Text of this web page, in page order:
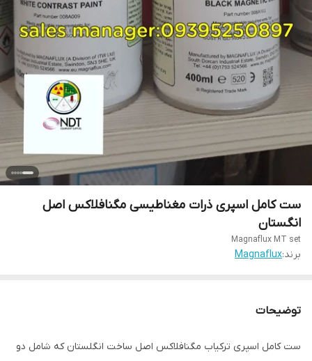
ست کامل اسپری ذرات مغناطیسی مگنافلاکس اصل
انگستان
Magnaflux MT set
برند:Magnaflux
توضیحات
ست کامل اسپری ترکیاب مگنافلاکس اصل ساخت انگلستان که شامل دو